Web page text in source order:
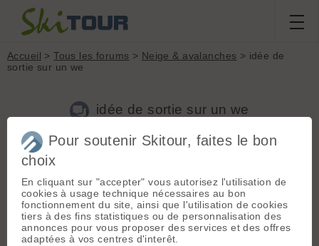
Accueil >Tous les forums > Neige & avalanches > idée de
sortie sur un we
idée de sortie sur un we
Nouveau sujet
tibo13[32posts] - Le 03/12/2007 14:57
Hello,
je cherche une idée de rando pour le we du 15 décembre
avec une nuit en refuge d'hiver (avec du bois de préférence).
Pour soutenir Skitour, faites le bon
choix
En cliquant sur "accepter" vous autorisez l'utilisation de
cookies à usage technique nécessaires au bon
fonctionnement du site, ainsi que l'utilisation de cookies
tiers à des fins statistiques ou de personnalisation des
annonces pour vous proposer des services et des offres
adaptées à vos centres d'interêt.